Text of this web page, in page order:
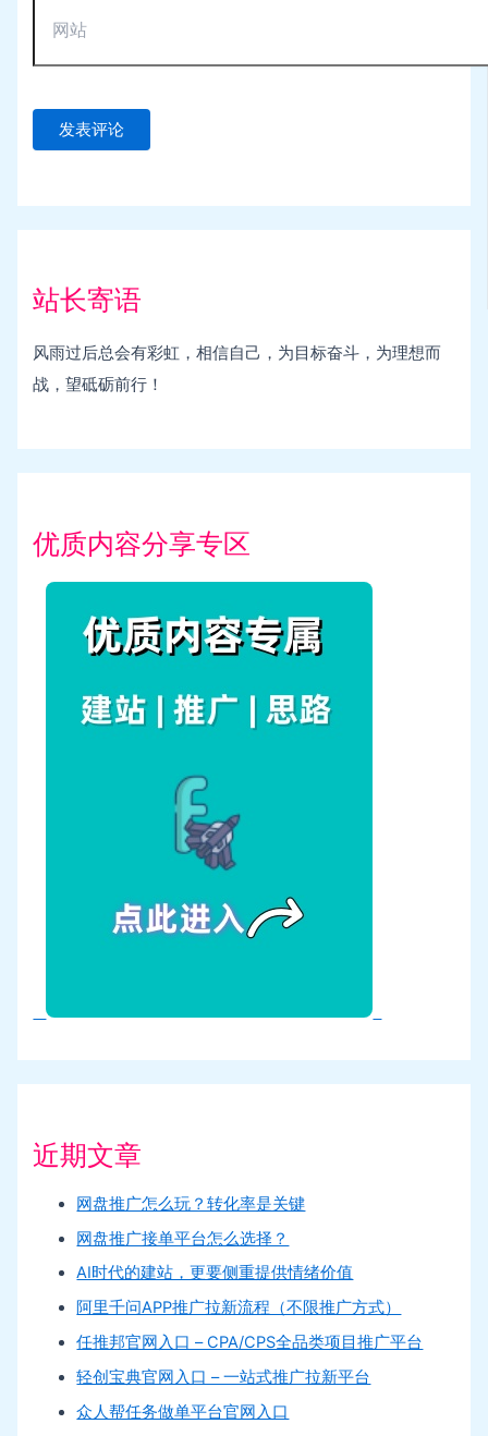
站长寄语
风雨过后总会有彩虹，相信自己，为目标奋斗，为理想而
战，望砥砺前行！
优质内容分享专区
近期文章
网盘推广怎么玩？转化率是关键
网盘推广接单平台怎么选择？
AI时代的建站，更要侧重提供情绪价值
阿里千问APP推广拉新流程（不限推广方式）
任推邦官网入口 – CPA/CPS全品类项目推广平台
轻创宝典官网入口 – 一站式推广拉新平台
众人帮任务做单平台官网入口